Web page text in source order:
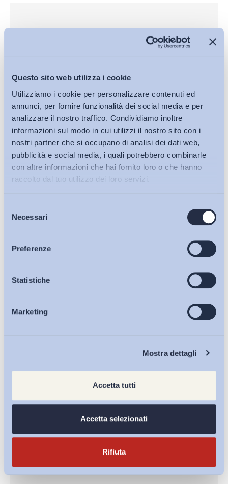
Questo sito web utilizza i cookie
Utilizziamo i cookie per personalizzare contenuti ed
annunci, per fornire funzionalità dei social media e per
analizzare il nostro traffico. Condividiamo inoltre
informazioni sul modo in cui utilizzi il nostro sito con i
nostri partner che si occupano di analisi dei dati web,
pubblicità e social media, i quali potrebbero combinarle
con altre informazioni che hai fornito loro o che hanno
raccolto dal tuo utilizzo dei loro servizi.
delNecessari
Preferenze
Statistiche
Marketing
Mostra dettagli
Accetta tutti
Accetta selezionati
Rifiuta
Bollettini ADAPT
Articoli
Osservatori
Eventi
Altro
Linee Guida Expo Milano 2015 in materia di ingresso e
soggiorno degli stranieri
ADAPT - 16 Maggio 2014